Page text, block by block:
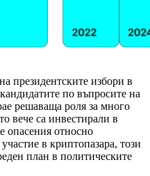
президентските избори в
по въпросите на
решаваща роля за много
вече са инвестирали в
опасения относно
в криптопазара, този
план в политическите